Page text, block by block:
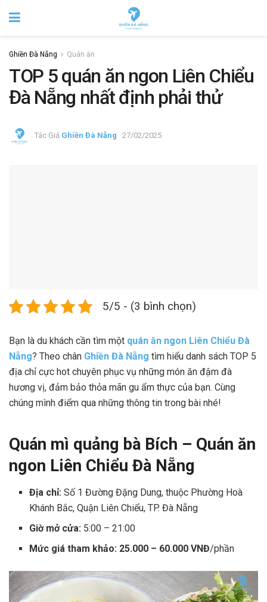
Ghiền Đà Nẵng Quán ăn
TOP 5 quán ăn ngon Liên Chiểu
Đà Nẵng nhất định phải thử
Tác Giả Ghiền Đà Nẵng 27/02/2025
5/5 - (3 bình chọn)
Bạn là du khách cần tìm một quán ăn ngon Liên Chiểu Đà
Nẵng? Theo chân Ghiền Đà Nẵng tìm hiểu danh sách TOP 5
địa chỉ cực hot chuyên phục vụ những món ăn đậm đà
hương vị, đảm bảo thỏa mãn gu ẩm thực của bạn. Cùng
chúng mình điểm qua những thông tin trong bài nhé!
Quán mì quảng bà Bích – Quán ăn
ngon Liên Chiểu Đà Nẵng
Địa chỉ:Số 1 Đường Đặng Dung, thuộc Phường Hoà
Khánh Bắc, Quận Liên Chiểu, TP. Đà Nẵng
Giờ mở cửa: 5:00 – 21:00
Mức giá tham khảo: 25.000 – 60.000 VNĐ/phần